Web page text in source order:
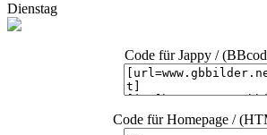
Dienstag
Code für Jappy /
Code für Homepage /